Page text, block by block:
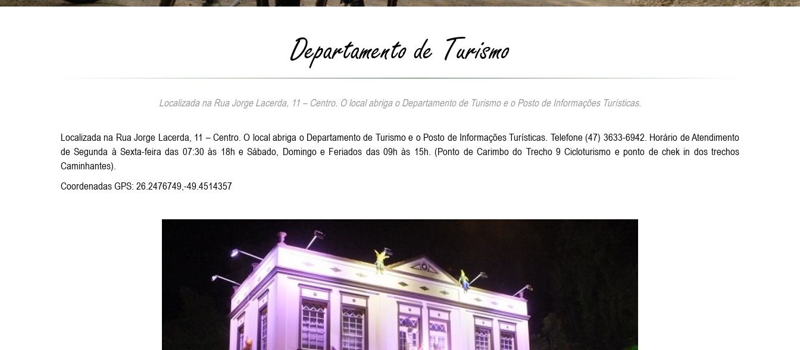
Departamento de Turismo
Localizada na Rua Jorge Lacerda, 11 – Centro. O local abriga o Departamento de Turismo e o Posto de Informações Turísticas.
Localizada na Rua Jorge Lacerda, 11 – Centro. O local abriga o Departamento de Turismo e o Posto de Informações Turísticas. Telefone (47) 3633-6942. Horário de Atendimento
de Segunda à Sexta-feira das 07:30 às 18h e Sábado, Domingo e Feriados das 09h às 15h. (Ponto de Carimbo do Trecho 9 Cicloturismo e ponto de chek in dos trechos
Caminhantes).
Coordenadas GPS: 26.2476749,-49.4514357